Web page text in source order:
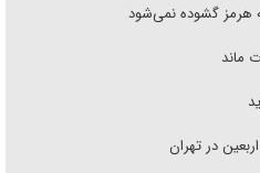
هرمز گشوده نمی‌شود
ماند
در تهران